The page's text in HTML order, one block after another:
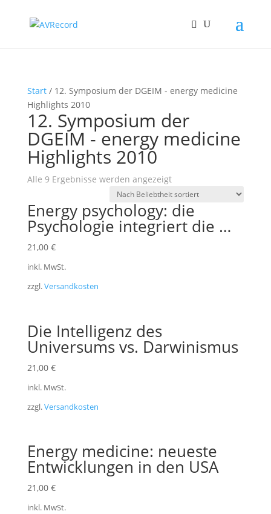
Start/ 12. Symposium der DGEIM - energy medicine
Highlights 2010
12. Symposium der
DGEIM - energy medicine
Highlights 2010
Alle 9 Ergebnisse werden angezeigtNach
Beliebtheit
sortiert
Energy psychology: die
Psychologie integriert die …
21,00 €
inkl. MwSt.
zzgl.Versandkosten
Die Intelligenz des
Universums vs. Darwinismus
21,00 €
inkl. MwSt.
zzgl.Versandkosten
Energy medicine: neueste
Entwicklungen in den USA
21,00 €
inkl. MwSt.